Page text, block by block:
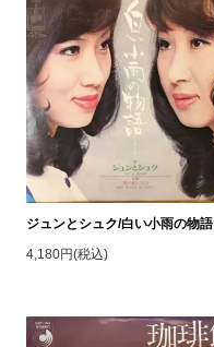
ジュンとシュク/白い小雨の物語
4,180円(税込)